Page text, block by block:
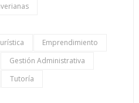
Emprendimiento
Gestión Administrativa
Tutoría